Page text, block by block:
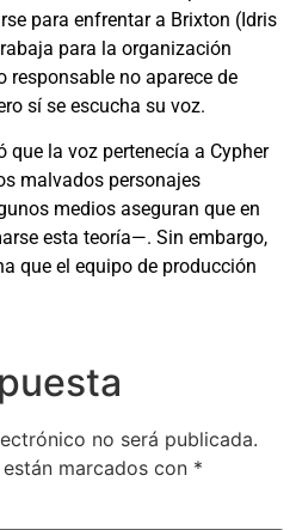
para enfrentar a Brixton (Idris
para la organización
responsable no aparece de
sí se escucha su voz.
que la voz pertenecía a Cypher
malvados personajes
medios aseguran que en
esta teoría—. Sin embargo,
que el equipo de producción
no será publicada.
marcados con *